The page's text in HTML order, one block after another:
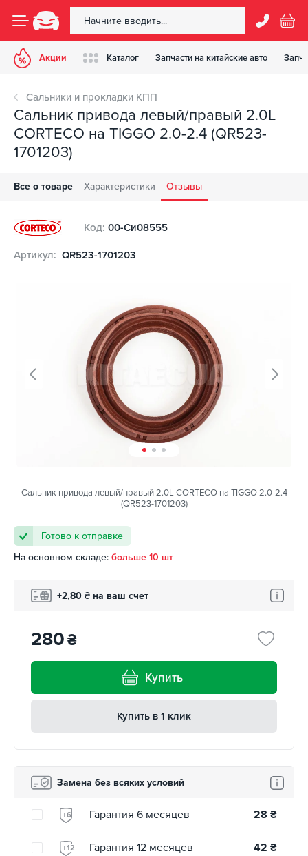
Акции Каталог Запчасти на китайские авто
Сальники и прокладки КПП
Сальник привода левый/правый 2.0L
CORTECO на TIGGO 2.0-2.4 (QR523-
1701203)
Все о товаре Характеристики Отзывы
Код: 00-Си08555
Артикул: QR523-1701203
Сальник привода левый/правый 2.0L CORTECO на TIGGO 2.0-2.4
(QR523-1701203)
Готово к отправке
На основном складе: больше 10 шт
+2,80 ₴ на ваш счет
280₴
Купить
Купить в 1 клик
Замена без всяких условий
+6 Гарантия 6 месяцев 28 ₴
+12 Гарантия 12 месяцев 42 ₴